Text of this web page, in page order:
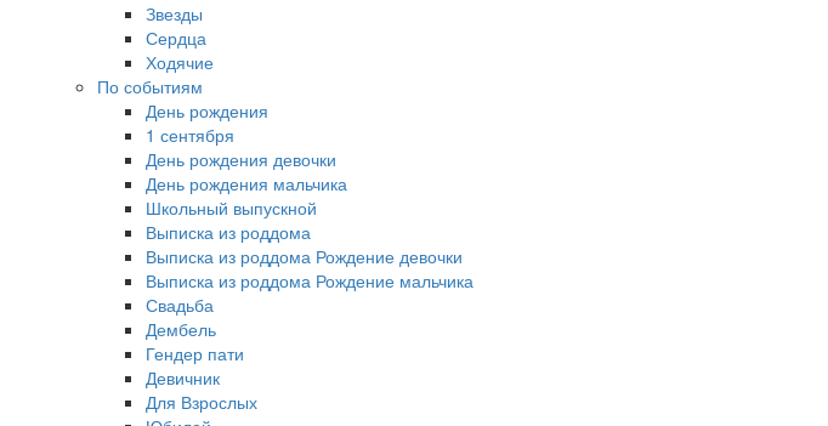
Звезды
Сердца
Ходячие
По событиям
День рождения
1 сентября
День рождения девочки
День рождения мальчика
Школьный выпускной
Выписка из роддома
Выписка из роддома Рождение девочки
Выписка из роддома Рождение мальчика
Свадьба
Дембель
Гендер пати
Девичник
Для Взрослых